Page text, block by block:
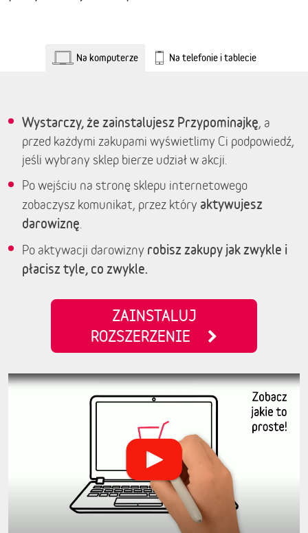
Na komputerze Na telefonie i tablecie
Wystarczy, że zainstalujesz Przypominajkę, a
przed każdymi zakupami wyświetlimy Ci podpowiedź,
jeśli wybrany sklep bierze udział w akcji.
Po wejściu na stronę sklepu internetowego
zobaczysz komunikat, przez który aktywujesz
darowiznę
Po aktywacji darowizny robisz zakupy jak zwykle i
płacisz tyle, co zwykle.
ZAINSTALUJ
ROZSZERZENIE